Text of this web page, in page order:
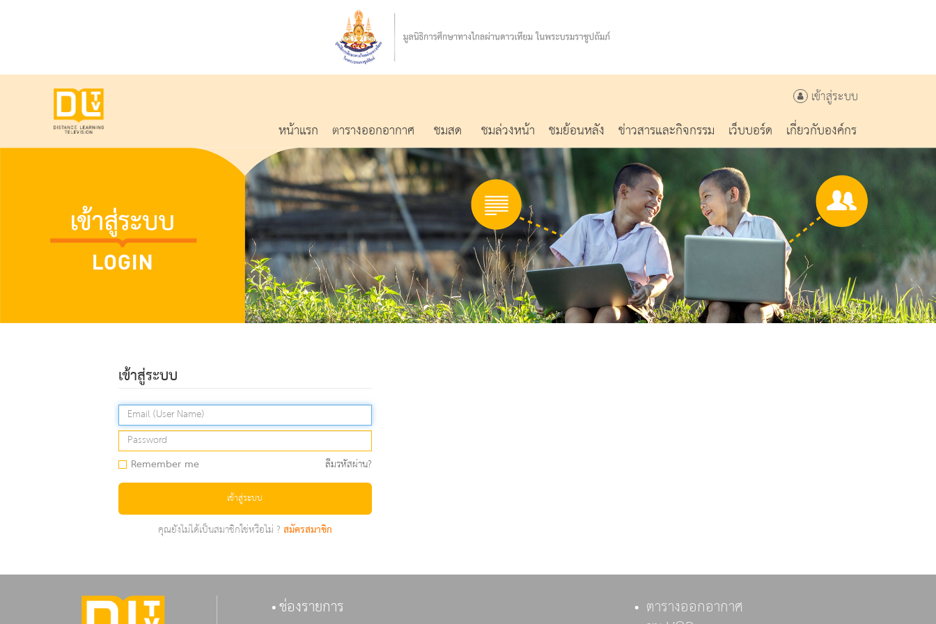
เข้าสู่ระบบ
หน้าแรก ตารางออกอากาศ ชมสด ชมล่วงหน้า ชมย้อนหลัง ข่าวสารและกิจกรรม เว็บบอร์ด เกี่ยวกับองค์กร
เข้าสู่ระบบ
Remember me ลืมรหัสผ่าน?
เข้าสู่ระบบ
คุณยังไม่ได้เป็นสมาชิกใช่หรือไม่ ?สมัครสมาชิก
ช่องรายการ ตารางออกอากาศ